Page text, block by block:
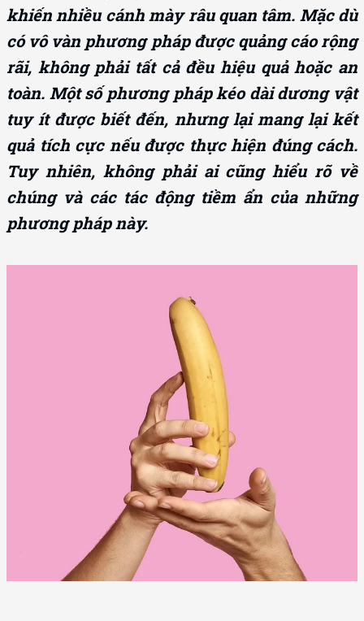
khiến nhiều cánh mày râu quan tâm. Mặc dù
có vô vàn phương pháp được quảng cáo rộng
rãi, không phải tất cả đều hiệu quả hoặc an
toàn. Một số phương pháp kéo dài dương vật
tuy ít được biết đến, nhưng lại mang lại kết
quả tích cực nếu được thực hiện đúng cách.
Tuy nhiên, không phải ai cũng hiểu rõ về
chúng và các tác động tiềm ẩn của những
phương pháp này.